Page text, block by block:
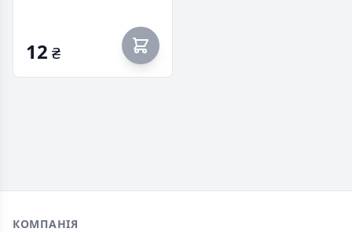
12 ₴
Footer
КОМПАНІЯ